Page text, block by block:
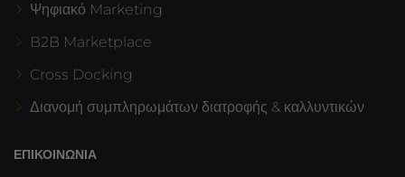
Ψηφιακό Marketing
B2B Marketplace
Cross Docking
Διανομή συμπληρωμάτων διατροφής & καλλυντικών
ΕΠΙΚΟΙΝΩΝΊΑ